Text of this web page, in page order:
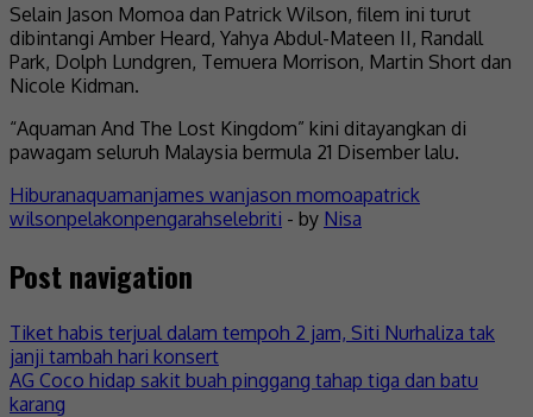
Selain Jason Momoa dan Patrick Wilson, filem ini turut
dibintangi Amber Heard, Yahya Abdul-Mateen II, Randall
Park, Dolph Lundgren, Temuera Morrison, Martin Short dan
Nicole Kidman.
“Aquaman And The Lost Kingdom” kini ditayangkan di
pawagam seluruh Malaysia bermula 21 Disember lalu.
Hiburanaquamanjames wanjason momoapatrick
wilsonpelakonpengarahselebriti - by Nisa
Post navigation
Tiket habis terjual dalam tempoh 2 jam, Siti Nurhaliza tak
janji tambah hari konsert
AG Coco hidap sakit buah pinggang tahap tiga dan batu
karang